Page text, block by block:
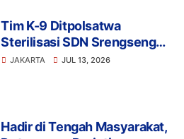
Tim K-9 Ditpolsatwa
Sterilisasi SDN Srengseng
Sawah 15 Jaksel Usai
JAKARTA JUL 13, 2026
Hadir di Tengah Masyarakat,